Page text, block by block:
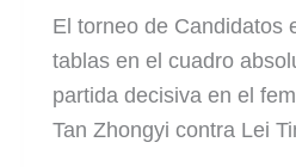
El torneo de Candidatos
tablas en el cuadro
partida decisiva en el
Tan Zhongyi contra Lei